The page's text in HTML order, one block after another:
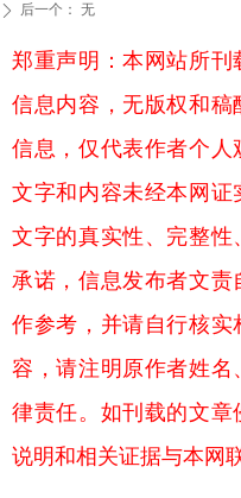
ꄲ 后一个： 无
郑重声明：本网站所
信息内容，无版权和
信息，仅代表作者个
文字和内容未经本网证
文字的真实性、完整
承诺，信息发布者文责
作参考，并请自行核
容，请注明原作者姓
律责任。如刊载的文
说明和相关证据与本网